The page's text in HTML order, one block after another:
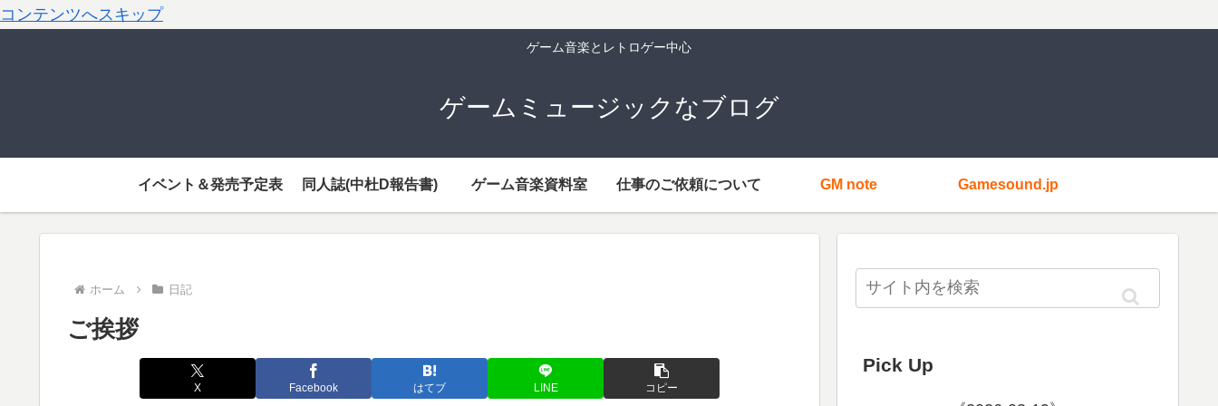
コンテンツへスキップ
ゲーム音楽とレトロゲー中心
ゲームミュージックなブログ
イベント＆発売予定表 同人誌(中杜D報告書) ゲーム音楽資料室 仕事のご依頼について GM note Gamesound.jp
ホーム 日記
ご挨拶
X Facebook はてブ LINE コピー
Pick Up